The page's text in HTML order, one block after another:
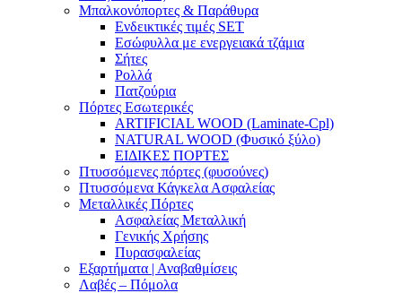
Μπαλκονόπορτες & Παράθυρα
Ενδεικτικές τιμές SET
Εσώφυλλα με ενεργειακά τζάμια
Σήτες
Ρολλά
Πατζούρια
Πόρτες Εσωτερικές
ARTIFICIAL WOOD (Laminate-Cpl)
NATURAL WOOD (Φυσικό ξύλο)
ΕΙΔΙΚΕΣ ΠΟΡΤΕΣ
Πτυσσόμενες πόρτες (φυσούνες)
Πτυσσόμενα Κάγκελα Ασφαλείας
Μεταλλικές Πόρτες
Ασφαλείας Μεταλλική
Γενικής Χρήσης
Πυρασφαλείας
Εξαρτήματα | Αναβαθμίσεις
Λαβές – Πόμολα